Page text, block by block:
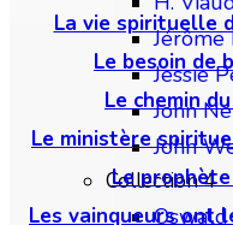
Jessie
John
John
Collection 4
La vie spirituelle
Le besoin de
Le chemin
Le ministère
Le
Les vainqueurs ont